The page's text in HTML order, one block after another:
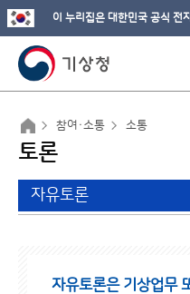
이 누리집은 대한민국 공식 전
참여·소통 소통
토론
자유토론
자유토론은 기상업무